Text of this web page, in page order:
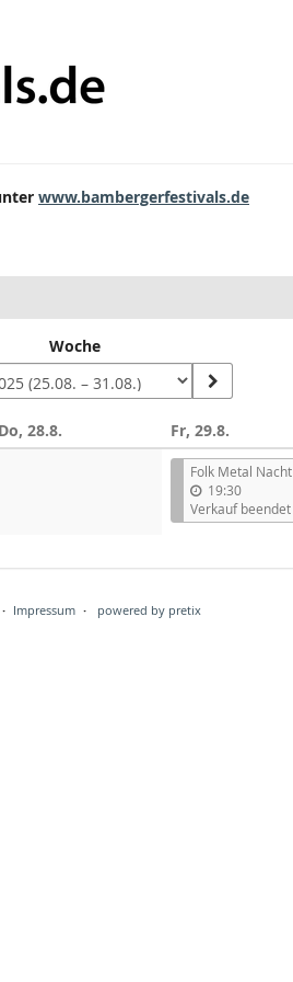
www.bambergerfestivals.de
Woche
Do, 28.8. Fr, 29.8.
Folk Metal Nacht
19:30
Verkauf beendet
Impressum powered by pretix